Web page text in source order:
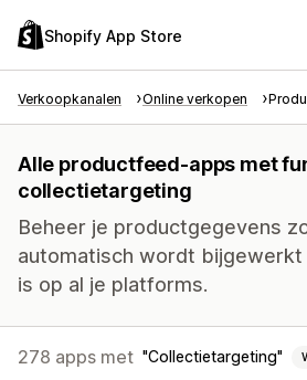
Shopify App Store
Verkoopkanalen Online verkopen
Alle productfeed-apps met
collectietargeting
Beheer je productgegevens
automatisch wordt
is op al je platforms.
278 apps met Collectietargeting